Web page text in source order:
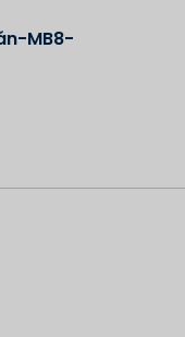
MB8-